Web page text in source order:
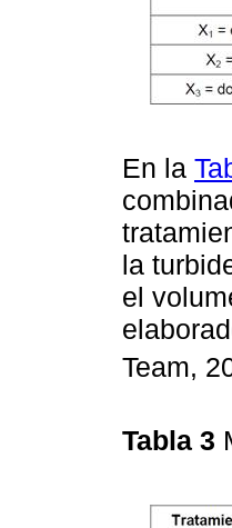
En la
la
el
Team,
Tabla 3